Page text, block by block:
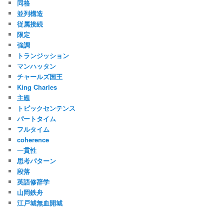
同格
並列構造
従属接続
限定
強調
トランジッション
マンハッタン
チャールズ国王
King Charles
主題
トピックセンテンス
パートタイム
フルタイム
coherence
一貫性
思考パターン
段落
英語修辞学
山岡鉄舟
江戸城無血開城